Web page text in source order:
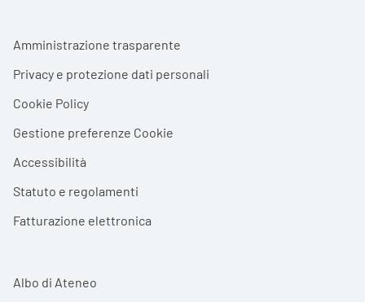
Footer menu
Amministrazione trasparente
Privacy e protezione dati personali
Cookie Policy
Gestione preferenze Cookie
Accessibilità
Statuto e regolamenti
Fatturazione elettronica
Albo di Ateneo